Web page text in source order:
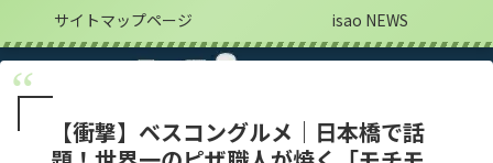
サイトマップページ
isao NEWS
【衝撃】ベスコングルメ｜日本橋で話